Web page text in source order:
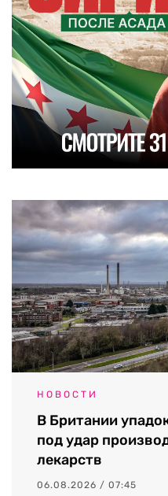
НОВОСТИ
В Британии
под удар
лекарств
06.08.2026 / 07:45